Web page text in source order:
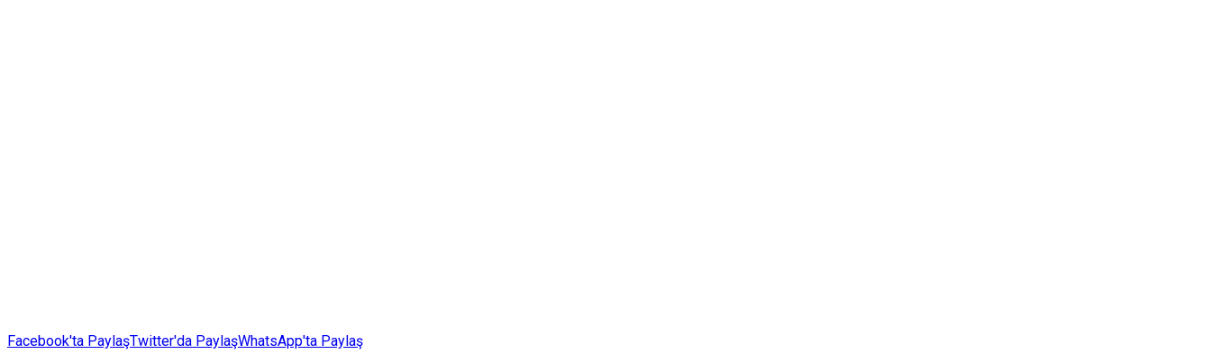
Facebook'ta PaylaşTwitter'da PaylaşWhatsApp'ta Paylaş